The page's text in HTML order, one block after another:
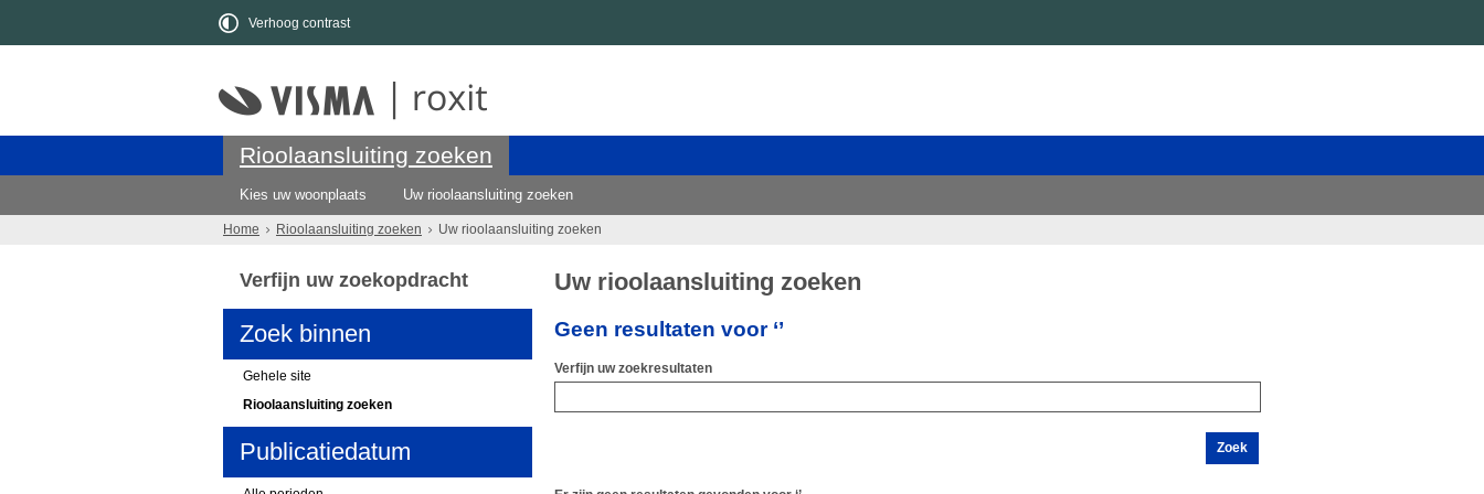
Verhoog contrast
Rioolaansluiting zoeken
Kies uw woonplaats Uw rioolaansluiting zoeken
Home Rioolaansluiting zoeken Uw rioolaansluiting zoeken
Uw rioolaansluiting zoeken
Geen resultaten voor ‘’
Verfijn uw zoekresultaten
Verfijn uw zoekopdracht
Zoek binnen
Gehele site
Rioolaansluiting zoeken
Publicatiedatum